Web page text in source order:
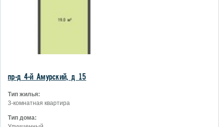
пр-д 4-й Амурский, д 15
Тип жилья:
3-комнатная квартира
Тип дома: